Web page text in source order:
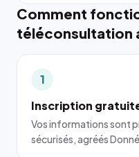
Comment
téléconsultation
1
Inscription
Vos informations sont
sécurisés, agréés